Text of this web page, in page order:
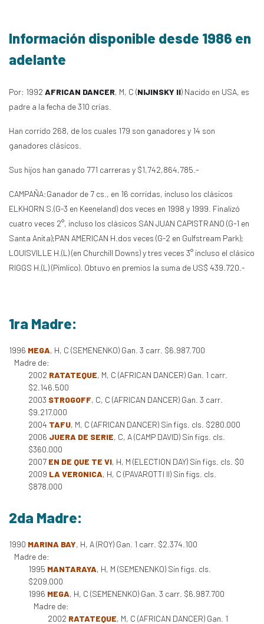
Información disponible desde 1986 en
adelante
Por: 1992 AFRICAN DANCER, M, C (NIJINSKY II) Nacido en USA, es
padre a la fecha de 310 crías.
Han corrido 268, de los cuales 179 son ganadores y 14 son
ganadores clásicos.
Sus hijos han ganado 771 carreras y $1,742,864,785.-
CAMPAÑA:Ganador de 7 cs., en 16 corridas, incluso los clásicos
ELKHORN S.(G-3 en Keeneland) dos veces en 1998 y 1999. Finalizó
cuatro veces 2°, incluso los clásicos SAN JUAN CAPISTRANO (G-1 en
Santa Anita);PAN AMERICAN H.dos veces (G-2 en Gulfstream Park);
LOUISVILLE H.(L) (en Churchill Downs) y tres veces 3° incluso el clásico
RIGGS H.(L) (Pimlico). Obtuvo en premios la suma de US$ 439.720.-
1ra Madre:
1996 MEGA, H, C (SEMENENKO) Gan. 3 carr. $6.987.700
Madre de:
2002 RATATEQUE, M, C (AFRICAN DANCER) Gan. 1 carr.
$2.146.500
2003 STROGOFF, C, C (AFRICAN DANCER) Gan. 3 carr.
$9.217.000
2004 TAFU, M, C (AFRICAN DANCER) Sin figs. cls. $280.000
2006 JUERA DE SERIE, C, A (CAMP DAVID) Sin figs. cls.
$360.000
2007 EN DE QUE TE VI, H, M (ELECTION DAY) Sin figs. cls. $0
2009 LA VERONICA, H, C (PAVAROTTI II) Sin figs. cls.
$878.000
2da Madre:
1990 MARINA BAY, H, A (ROY) Gan. 1 carr. $2.374.100
Madre de:
1995 MANTARAYA, H, M (SEMENENKO) Sin figs. cls.
$209.000
1996 MEGA, H, C (SEMENENKO) Gan. 3 carr. $6.987.700
Madre de:
2002 RATATEQUE, M, C (AFRICAN DANCER) Gan. 1